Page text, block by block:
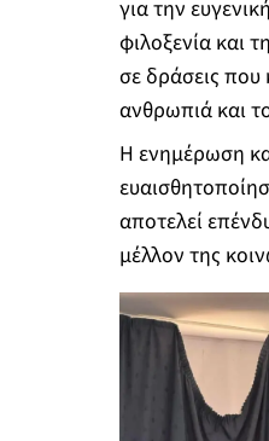
για την
φιλοξενία και
σε δράσεις που
ανθρωπιά και
Η ενημέρωση
αποτελεί
μέλλον της